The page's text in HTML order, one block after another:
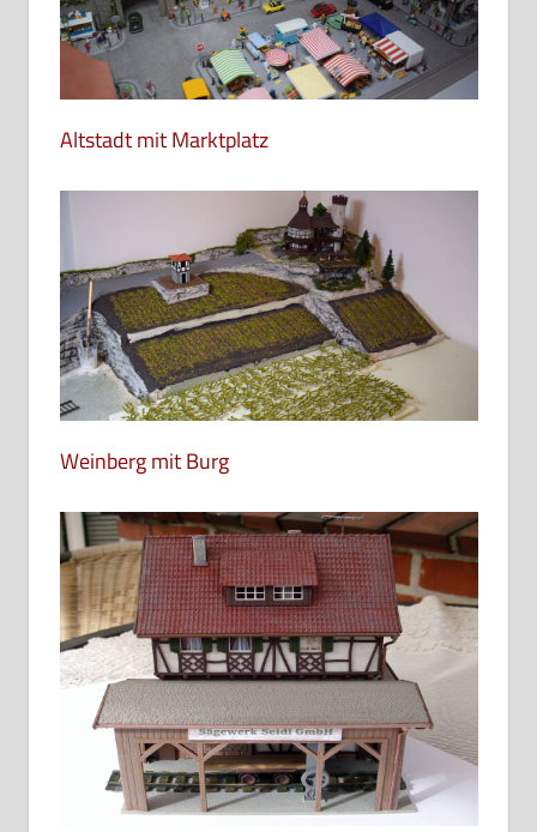
Altstadt mit Marktplatz
Weinberg mit Burg